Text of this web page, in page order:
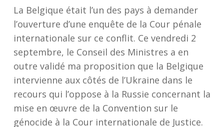
La Belgique était l’un des pays à demander
l’ouverture d’une enquête de la Cour pénale
internationale sur ce conflit. Ce vendredi 2
septembre, le Conseil des Ministres a en
outre validé ma proposition que la Belgique
intervienne aux côtés de l’Ukraine dans le
recours qui l’oppose à la Russie concernant la
mise en œuvre de la Convention sur le
génocide à la Cour internationale de Justice.